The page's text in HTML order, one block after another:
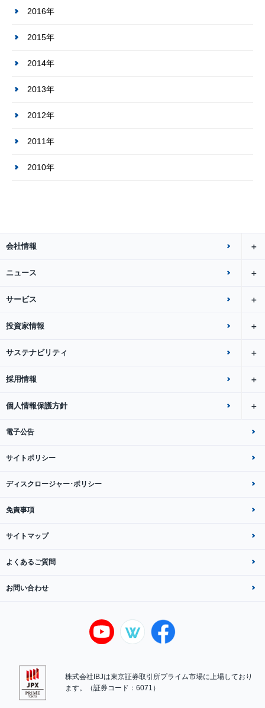
2016年
2015年
2014年
2013年
2012年
2011年
2010年
会社情報
ニュース
サービス
投資家情報
サステナビリティ
採用情報
個人情報保護方針
電子公告
サイトポリシー
ディスクロージャー･ポリシー
免責事項
サイトマップ
よくあるご質問
お問い合わせ
株式会社IBJは東京証券取引所プライム市場に上場しており
ます。（証券コード：6071）